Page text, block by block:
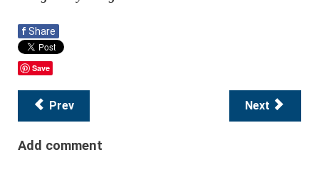
f Share
Save
Prev Next
Add comment